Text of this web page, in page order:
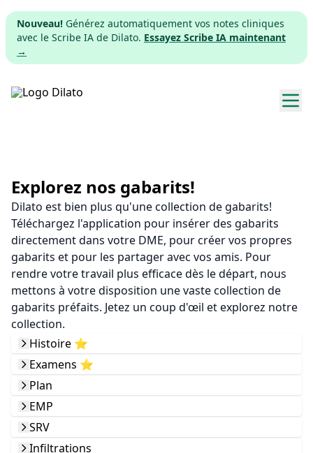
Nouveau! Générez automatiquement vos notes cliniques
avec le Scribe IA de Dilato. Essayez Scribe IA maintenant
→
Tarifs
Télécharger
App web
S'inscrire
Explorez nos gabarits!
Dilato est bien plus qu'une collection de gabarits!
Téléchargez l'application pour insérer des gabarits
directement dans votre DME, pour créer vos propres
gabarits et pour les partager avec vos amis. Pour
rendre votre travail plus efficace dès le départ, nous
mettons à votre disposition une vaste collection de
gabarits préfaits. Jetez un coup d'œil et explorez notre
collection.
Histoire ⭐️
Examens ⭐️
Plan
EMP
SRV
Infiltrations